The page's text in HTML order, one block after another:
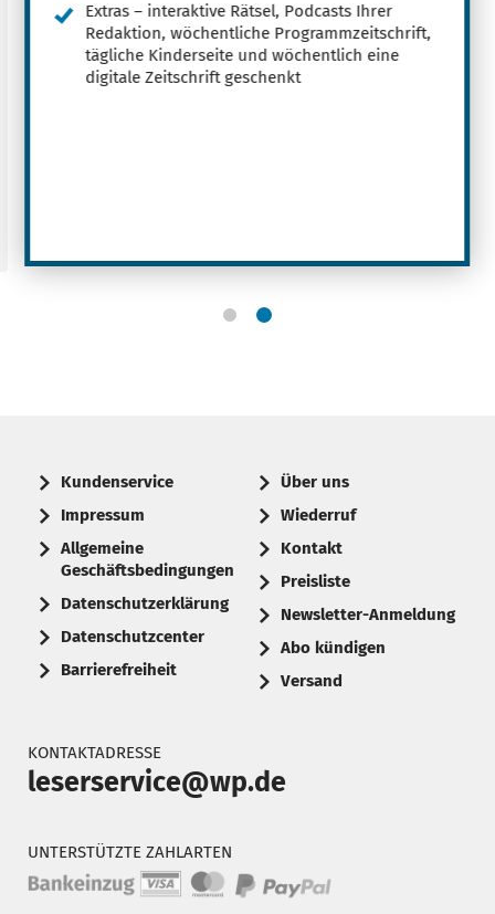
Extras – interaktive Rätsel, Podcasts Ihrer
Redaktion, wöchentliche Programmzeitschrift,
tägliche Kinderseite und wöchentlich eine
digitale Zeitschrift geschenkt
Kundenservice
Impressum
Allgemeine
Geschäftsbedingungen
Datenschutzerklärung
Datenschutzcenter
Barrierefreiheit
Über uns
Wiederruf
Kontakt
Preisliste
Newsletter-Anmeldung
Abo kündigen
Versand
KONTAKTADRESSE
leserservice@wp.de
UNTERSTÜTZTE ZAHLARTEN